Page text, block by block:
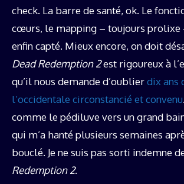
check. La barre de santé, ok. Le
cœurs, le mapping – toujours prolixe
enfin capté. Mieux encore, on doit
Dead Redemption 2est rigoureux à
qu’il nous demande d’oublierdix ans
l’occidentale circonstancié et convenu
comme le pédiluve vers un grand
qui m’a hanté plusieurs semaines
bouclé. Je ne suis pas sorti indemne
Redemption 2.